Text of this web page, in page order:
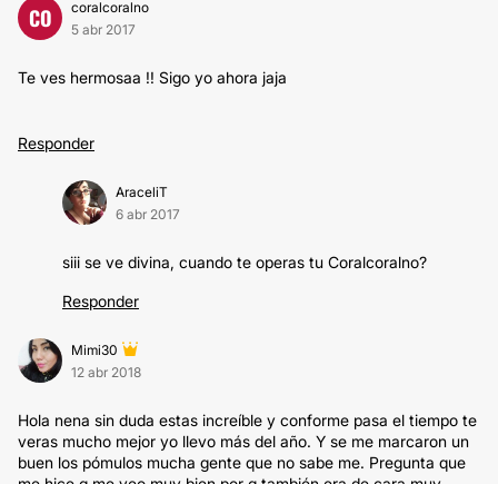
CO
coralcoralno
5 abr 2017
Te ves hermosaa !! Sigo yo ahora jaja
Responder
AraceliT
6 abr 2017
siii se ve divina, cuando te operas tu Coralcoralno?
Responder
Mimi30
12 abr 2018
Hola nena sin duda estas increíble y conforme pasa el tiempo te
veras mucho mejor yo llevo más del año. Y se me marcaron un
buen los pómulos mucha gente que no sabe me. Pregunta que